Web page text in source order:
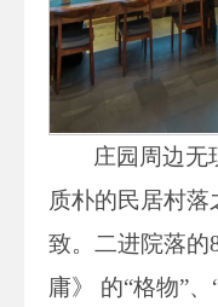
庄园周边无
质朴的民居村
致。二进院落的
庸》 的“格物”、